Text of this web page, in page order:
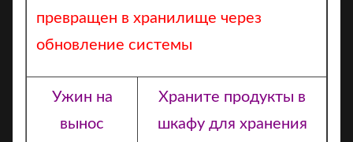
превращен в хранилище через
обновление системы
Ужин на
вынос
Храните продукты в
шкафу для хранения